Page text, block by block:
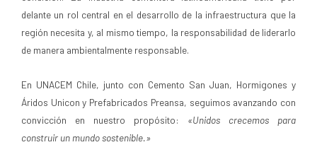
delante un rol central en el desarrollo de la infraestructura que la
región necesita y, al mismo tiempo, la responsabilidad de liderarlo
de manera ambientalmente responsable.
En UNACEM Chile, junto con Cemento San Juan, Hormigones y
Áridos Unicon y Prefabricados Preansa, seguimos avanzando con
convicción en nuestro propósito: «Unidos crecemos para
construir un mundo sostenible.»